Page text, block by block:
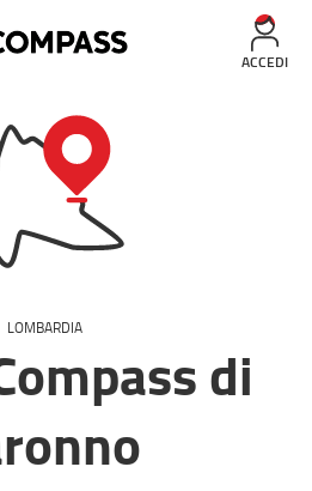
ACCEDI
LOMBARDIA
di